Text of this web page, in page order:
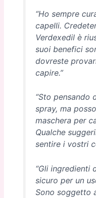
“Ho sempre
capelli.
Verdexedil è
suoi benefici
dovreste
capire.”
“Sto pensando
spray, ma
maschera per
Qualche
sentire i vostri
“Gli ingredienti
sicuro per un
Sono soggetto